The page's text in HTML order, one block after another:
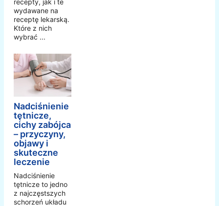
wydawane na
receptę lekarską.
Które z nich
wybrać ...
Nadciśnienie
tętnicze,
cichy zabójca
– przyczyny,
objawy i
skuteczne
leczenie
Nadciśnienie
tętnicze to jedno
z najczęstszych
schorzeń układu